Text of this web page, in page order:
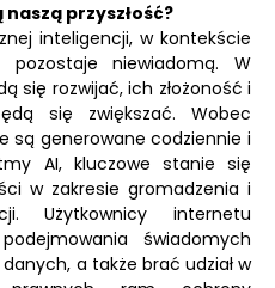
przyszłość?
inteligencji, w kontekście
pozostaje niewiadomą. W
się rozwijać, ich złożoność i
się zwiększać. Wobec
są generowane codziennie i
AI, kluczowe stanie się
w zakresie gromadzenia i
Użytkownicy internetu
świadomych
a także brać udział w